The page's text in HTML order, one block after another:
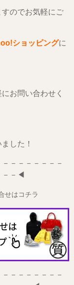
のでお気軽にご
ショッピングに
お問い合わせく
した！
－－－－－－－
－－◀
せはコチラ
－－－－－－－